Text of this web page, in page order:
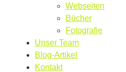
Webseiten
Bücher
Fotografie
Unser Team
Blog-Artikel
Kontakt